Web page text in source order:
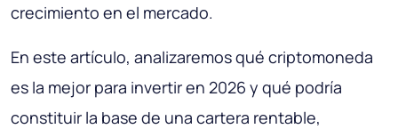
crecimiento en el mercado.
En este artículo, analizaremos qué criptomoneda
es la mejor para invertir en 2026 y qué podría
constituir la base de una cartera rentable,